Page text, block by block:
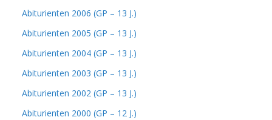
Abiturienten 2006 (GP – 13 J.)
Abiturienten 2005 (GP – 13 J.)
Abiturienten 2004 (GP – 13 J.)
Abiturienten 2003 (GP – 13 J.)
Abiturienten 2002 (GP – 13 J.)
Abiturienten 2000 (GP – 12 J.)